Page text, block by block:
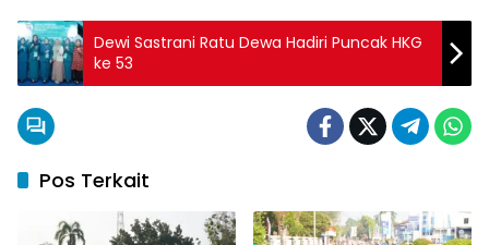
Dewi Sastrani Ratu Dewa Hadiri Puncak HKG
ke 53
Pos Terkait